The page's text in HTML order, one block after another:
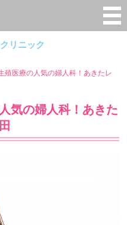
リニック
殖医療の人気の婦人科！あきたレ
気の婦人科！あきた